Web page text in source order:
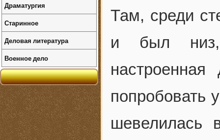
Там, среди
и был низ,
попробовать
шевелилась
Драматургия
Старинное
Деловая литература
Военное дело